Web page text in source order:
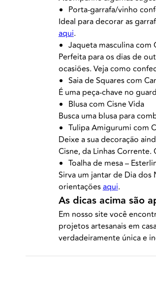
Porta-garrafa/vinho
Ideal para decorar as
aqui.
Jaqueta masculina com
Perfeita para os dias de
ocasiões. Veja como
Saia de Squares com
É uma peça-chave no
Blusa com Cisne Vida
Busca uma blusa para
Tulipa Amigurumi com
Deixe a sua decoração
Cisne, da Linhas
Toalha de mesa –
Sirva um jantar de Dia dos
orientaçõesaqui.
As dicas acima são
Em nosso site você
projetos artesanais em
verdadeiramente única e